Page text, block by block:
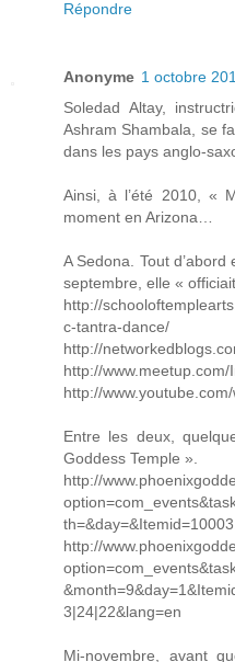
Répondre
Anonyme 1 octobre
Soledad Altay,
Ashram Shambala, se
dans les pays anglo-
Ainsi, à l’été 2010, «
moment en Arizona…
A Sedona. Tout
septembre, elle «
http://
c-tantra-dance/
http://
http://
http://
Entre les deux,
Goddess Temple ».
http://
http://
3|24|22&lang=en
Mi-novembre, avant